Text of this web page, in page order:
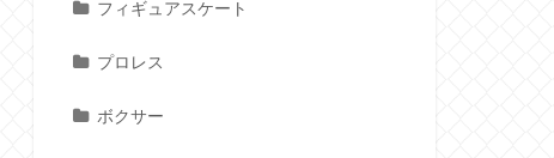
フィギュアスケート
プロレス
ボクサー